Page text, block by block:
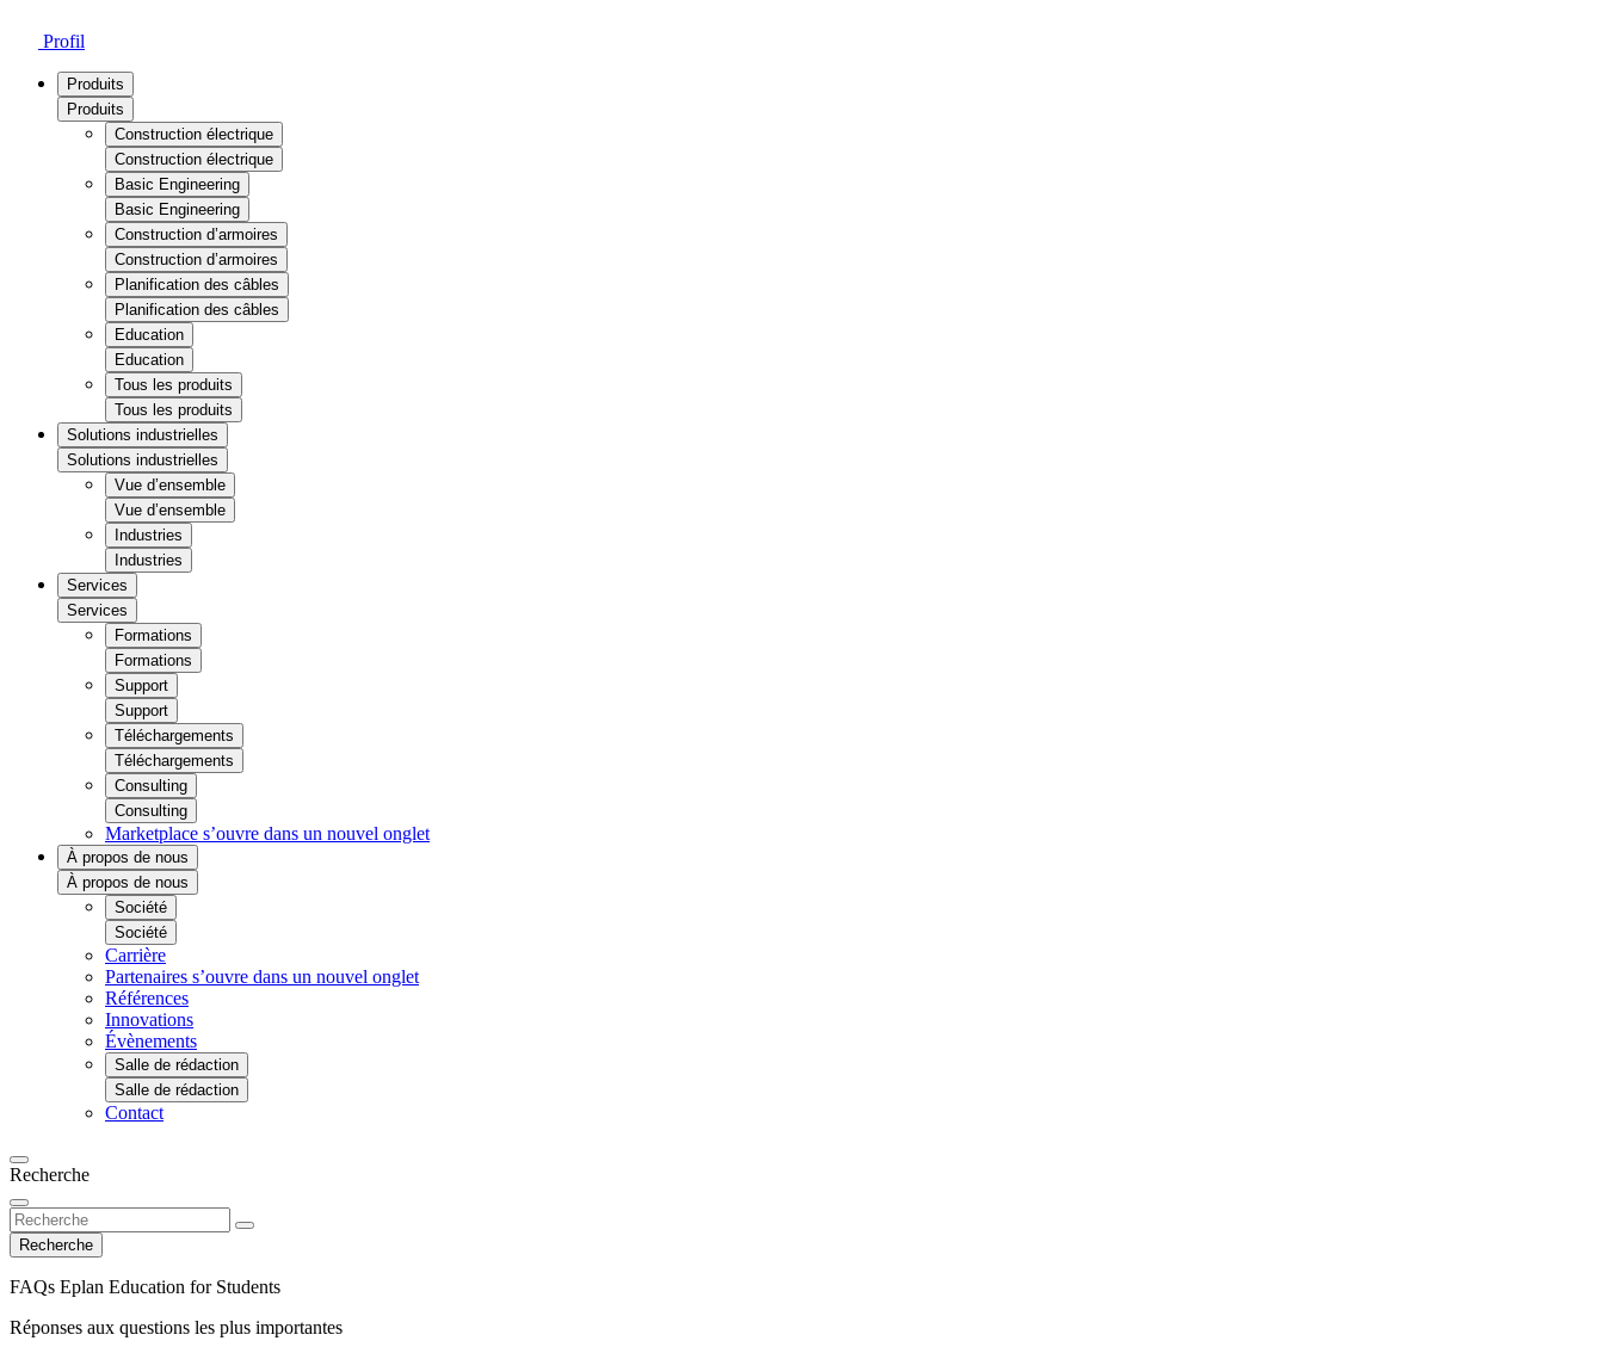
Profil
Produits
Produits
Construction électrique
Construction électrique
Basic Engineering
Basic Engineering
Construction d’armoires
Construction d’armoires
Planification des câbles
Planification des câbles
Education
Education
Tous les produits
Tous les produits
Solutions industrielles
Solutions industrielles
Vue d’ensemble
Vue d’ensemble
Industries
Industries
Services
Services
Formations
Formations
Support
Support
Téléchargements
Téléchargements
Consulting
Consulting
Marketplace s’ouvre dans un nouvel onglet
À propos de nous
À propos de nous
Société
Société
Carrière
Partenaires s’ouvre dans un nouvel onglet
Références
Innovations
Évènements
Salle de rédaction
Salle de rédaction
Contact
Recherche
Recherche
FAQs Eplan Education for Students
Réponses aux questions les plus importantes